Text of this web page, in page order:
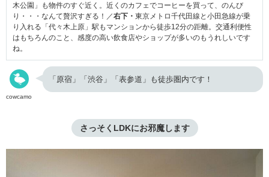
木公園」も物件のすぐ近く。近くのカフェでコーヒーを買って、のんび
り・・・なんて贅沢すぎる！／右下・ 東京メトロ千代田線と小田急線が乗
り入れる「代々木上原」駅もマンションから徒歩12分の距離。交通利便性
はもちろんのこと、感度の高い飲食店やショップが多いのもうれしいです
ね。
cowcamo
「原宿」「渋谷」「表参道」も徒歩圏内です！
さっそくLDKにお邪魔します